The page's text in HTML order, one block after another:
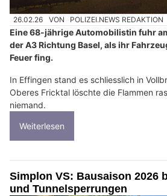
26.02.26 VON POLIZEI.NEWS REDAKTION
Eine 68-jährige Automobilistin fuhr
der A3 Richtung Basel, als ihr
Feuer fing.
In Effingen stand es schliesslich in
Oberes Fricktal löschte die Flammen
niemand.
Weiterlesen
Simplon VS: Bausaison 2026
und Tunnelsperrungen